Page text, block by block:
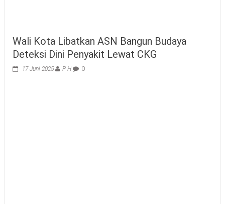
Wali Kota Libatkan ASN Bangun Budaya
Deteksi Dini Penyakit Lewat CKG
17 Juni 2025 P H 0